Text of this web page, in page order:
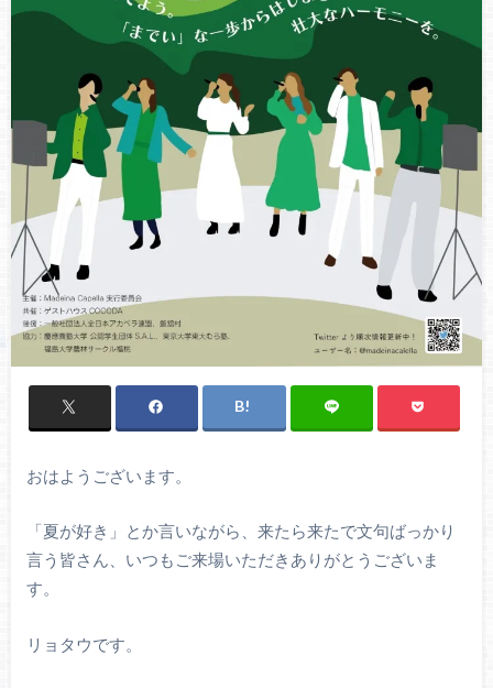
おはようございます。
「夏が好き」とか言いながら、来たら来たで文句ばっかり
言う皆さん、いつもご来場いただきありがとうございま
す。
リョタウです。